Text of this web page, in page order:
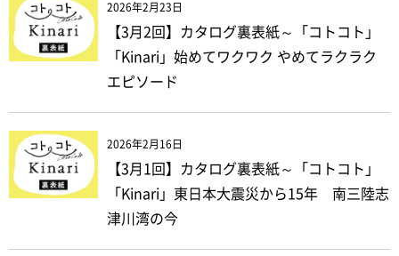
2026年2月23日
【3月2回】カタログ裏表紙～「コトコト」
「Kinari」始めてワクワク やめてラクラク
エピソード
2026年2月16日
【3月1回】カタログ裏表紙～「コトコト」
「Kinari」東日本大震災から15年 南三陸志
津川湾の今